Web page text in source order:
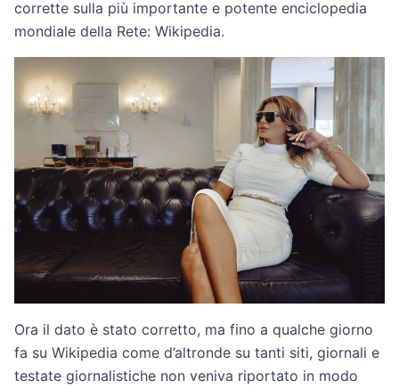
corrette sulla più importante e potente enciclopedia
mondiale della Rete: Wikipedia.
Ora il dato è stato corretto, ma fino a qualche giorno
fa su Wikipedia come d’altronde su tanti siti, giornali e
testate giornalistiche non veniva riportato in modo